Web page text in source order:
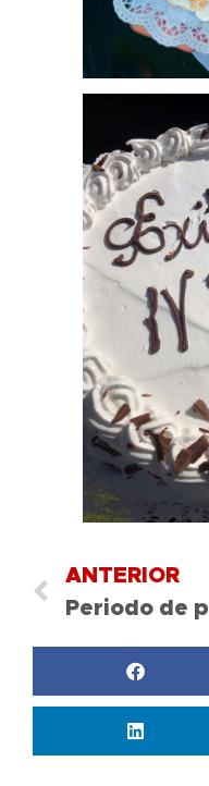
ANTERIOR